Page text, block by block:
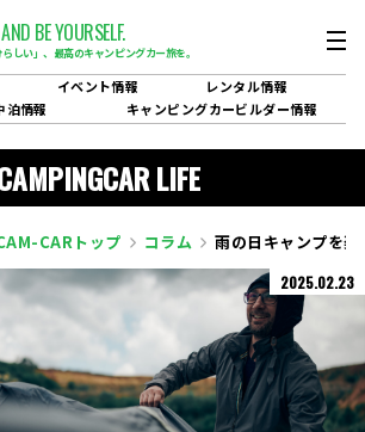
AND BE YOURSELF.
しい」、 最高のキャンピングカー旅を。
イベント情報 レンタル情報
泊情報 キャンピングカービルダー情報
LIFE
CARトップ コラム 雨の日キャンプを
2025.02.23